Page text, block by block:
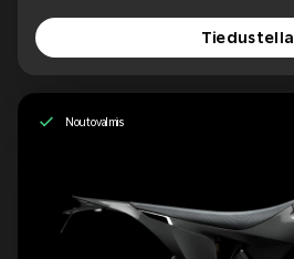
Tiedustella
Noutovalmis